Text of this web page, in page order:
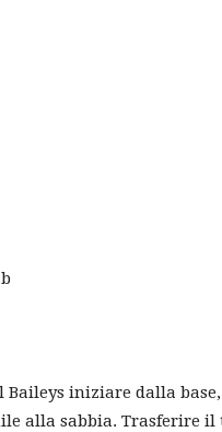
Baileys iniziare dalla
alla sabbia. Trasferire